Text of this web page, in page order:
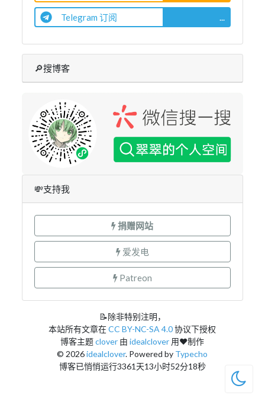
Telegram 订阅 ...
🔎搜博客
💸支持我
捐赠网站
爱发电
Patreon
📝除非特别注明，
本站所有文章在CC BY-NC-SA 4.0协议下授权
博客主题clover 由idealclover 用❤制作
© 2026idealclover. Powered by Typecho
博客已悄悄运行3361天13小时52分18秒